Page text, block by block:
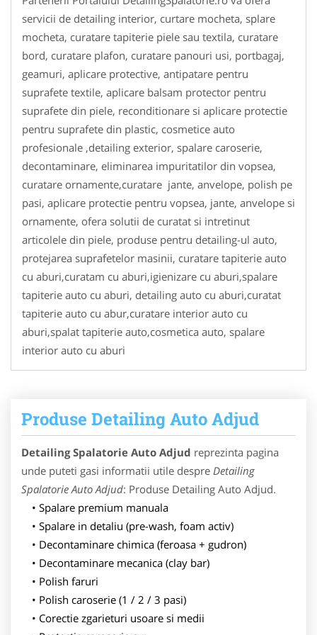
servicii de detailing interior, curtare mocheta, splare
mocheta, curatare tapiterie piele sau textila, curatare
bord, curatare plafon, curatare panouri usi, portbagaj,
geamuri, aplicare protective, antipatare pentru
suprafete textile, aplicare balsam protector pentru
suprafete din piele, reconditionare si aplicare protectie
pentru suprafete din plastic, cosmetice auto
profesionale ,detailing exterior, spalare caroserie,
decontaminare, eliminarea impuritatilor din vopsea,
curatare ornamente,curatare jante, anvelope, polish pe
pasi, aplicare protectie pentru vopsea, jante, anvelope si
ornamente, ofera solutii de curatat si intretinut
articolele din piele, produse pentru detailing-ul auto,
protejarea suprafetelor masinii, curatare tapiterie auto
cu aburi,curatam cu aburi,igienizare cu aburi,spalare
tapiterie auto cu aburi, detailing auto cu aburi,curatat
tapiterie auto cu abur,curatare interior auto cu
aburi,spalat tapiterie auto,cosmetica auto, spalare
interior auto cu aburi
Produse Detailing Auto Adjud
Detailing Spalatorie Auto Adjud reprezinta pagina
unde puteti gasi informatii utile despre Detailing
Spalatorie Auto Adjud: Produse Detailing Auto Adjud.
Spalare premium manuala
Spalare in detaliu (pre-wash, foam activ)
Decontaminare chimica (feroasa + gudron)
Decontaminare mecanica (clay bar)
Polish faruri
Polish caroserie (1 / 2 / 3 pasi)
Corectie zgarieturi usoare si medii